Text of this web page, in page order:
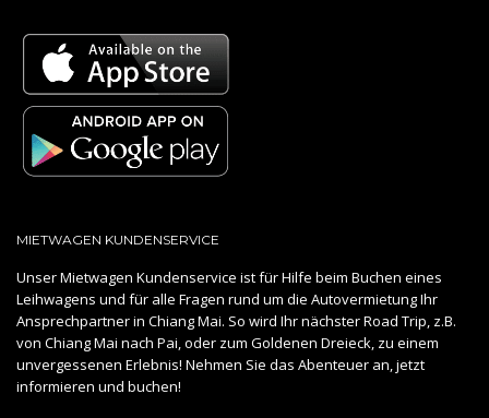
MIETWAGEN KUNDENSERVICE
Unser Mietwagen Kundenservice ist für Hilfe beim Buchen eines
Leihwagens und für alle Fragen rund um die Autovermietung Ihr
Ansprechpartner in Chiang Mai. So wird Ihr nächster Road Trip, z.B.
von Chiang Mai nach Pai, oder zum Goldenen Dreieck, zu einem
unvergessenen Erlebnis! Nehmen Sie das Abenteuer an, jetzt
informieren und buchen!